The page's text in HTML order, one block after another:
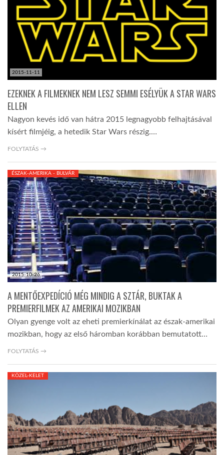
2015-11-11
EZEKNEK A FILMEKNEK NEM LESZ SEMMI ESÉLYÜK A STAR WARS
ELLEN
Nagyon kevés idő van hátra 2015 legnagyobb felhajtásával
kísért filmjéig, a hetedik Star Wars részig.…
FOLYTATÁS →
2015-10-26
ÉSZAK-AMERIKA - BULVÁR
A MENTŐEXPEDÍCIÓ MÉG MINDIG A SZTÁR, BUKTAK A
PREMIERFILMEK AZ AMERIKAI MOZIKBAN
Olyan gyenge volt az eheti premierkínálat az észak-amerikai
mozikban, hogy az első háromban korábban bemutatott…
FOLYTATÁS →
KÖZEL-KELET